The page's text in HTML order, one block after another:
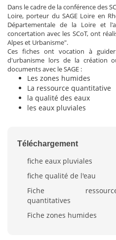
Dans le cadre de la conférence des
Loire, porteur du SAGE Loire en
Départementale de la Loire et
concertation avec les SCoT, ont
Alpes et Urbanisme".
Ces fiches ont vocation à
d'urbanisme lors de la création
documents avec le SAGE :
Les zones humides
La ressource quantitative
la qualité des eaux
les eaux pluviales
Téléchargement
fiche eaux pluviales
fiche qualité de l'eau
Fiche
quantitatives
Fiche zones humides